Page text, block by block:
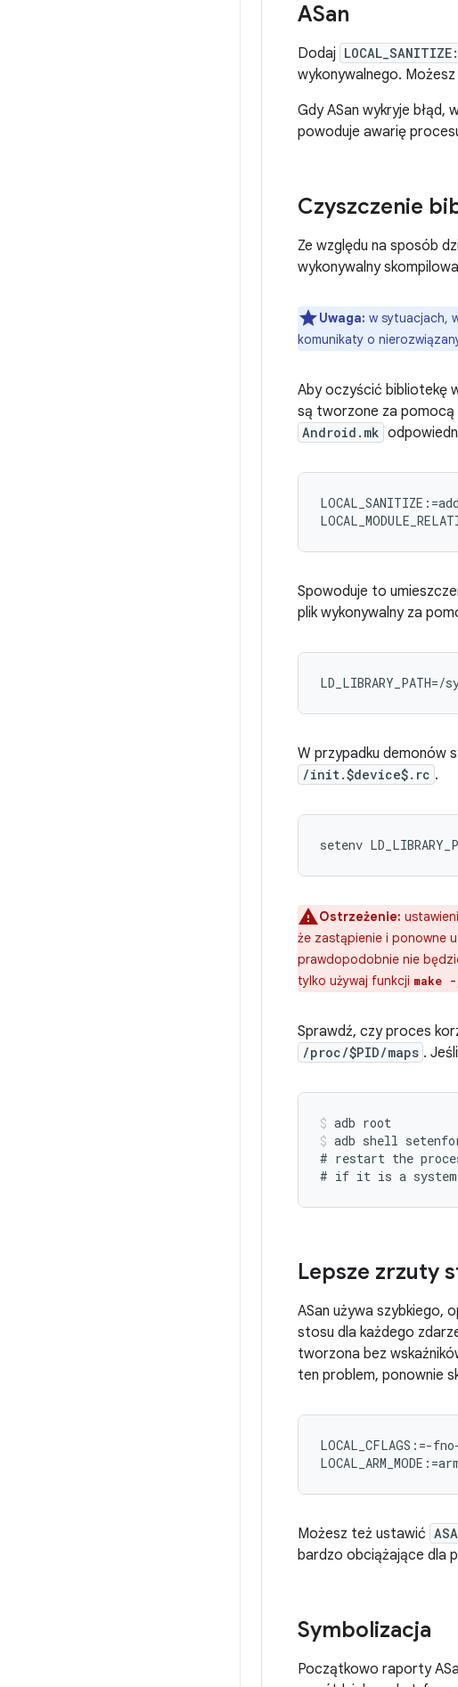
ASan
Dodaj
wykonywalnego.
Gdy ASan wykryje
powoduje awarię
Czyszczenie
Ze względu na sposób
wykonywalny
Uwaga: w sytuacjach,
komunikaty o
Aby oczyścić bibliotekę
są tworzone za pomocą
Android.mk
Spowoduje to
plik wykonywalny za
W przypadku demonów
/init.$device$.rc .
Ostrzeżenie:
że zastąpienie i ponowne
prawdopodobnie nie
tylko używaj funkcji make
Sprawdź, czy proces
/proc/$PID/maps .
adb root
adb shell
# restart the
Lepsze zrzuty
ASan używa szybkiego,
stosu dla każdego
tworzona bez
ten problem, ponownie
LOCAL_CFLAGS:=-
Możesz też ustawić
bardzo obciążające dla
Symbolizacja
Początkowo raporty